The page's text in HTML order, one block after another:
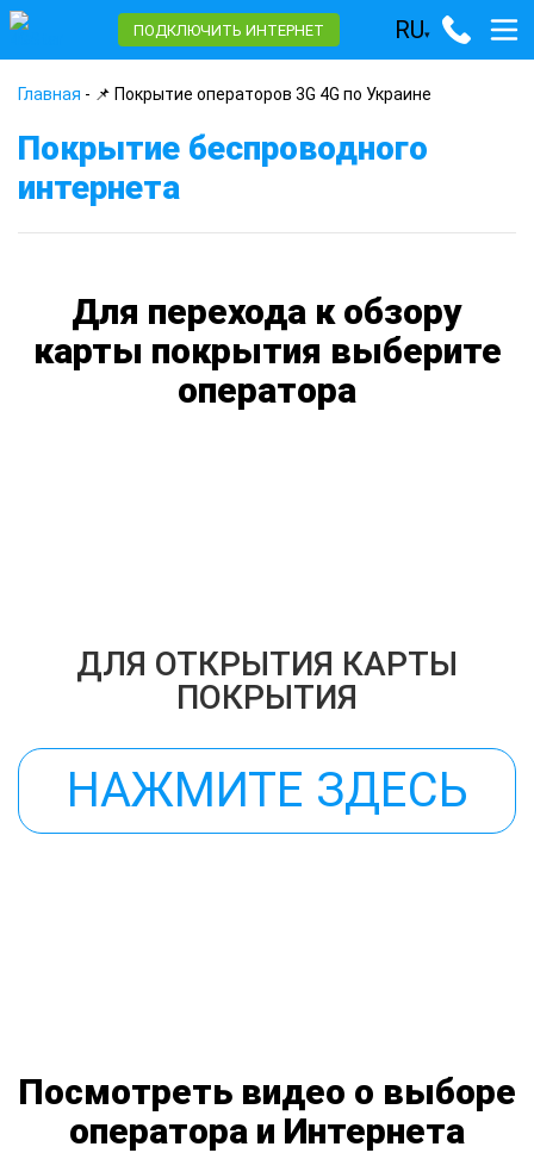
ПОДКЛЮЧИТЬ ИНТЕРНЕТ RU▾
Главная - 📌 Покрытие операторов 3G 4G по Украине
Покрытие беспроводного
интернета
Для перехода к обзору
карты покрытия выберите
оператора
ДЛЯ ОТКРЫТИЯ КАРТЫ
ПОКРЫТИЯ
НАЖМИТЕ ЗДЕСЬ
Посмотреть видео о выборе
оператора и Интернета